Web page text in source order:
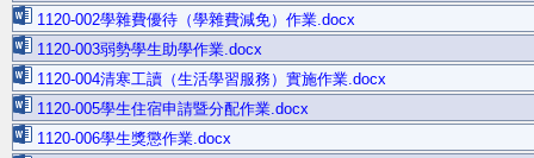
1120-002學雜費優待（學雜費減免）作業.docx
1120-003弱勢學生助學作業.docx
1120-004清寒工讀（生活學習服務）實施作業.docx
1120-005學生住宿申請暨分配作業.docx
1120-006學生獎懲作業.docx